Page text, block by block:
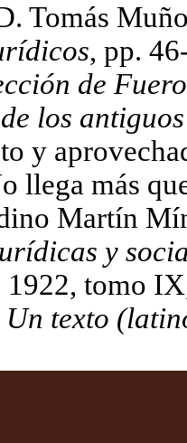
Tomás
, pp.
de
los
y
llega más
Martín
y
1922, tomo
Un texto